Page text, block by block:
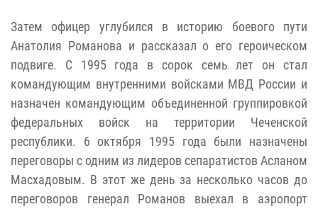
Затем офицер углубился в историю боевого пути
Анатолия Романова и рассказал о его героическом
подвиге. С 1995 года в сорок семь лет он стал
командующим внутренними войсками МВД России и
назначен командующим объединенной группировкой
федеральных войск на территории Чеченской
республики. 6 октября 1995 года были назначены
переговоры с одним из лидеров сепаратистов Асланом
Масхадовым. В этот же день за несколько часов до
переговоров генерал Романов выехал в аэропорт